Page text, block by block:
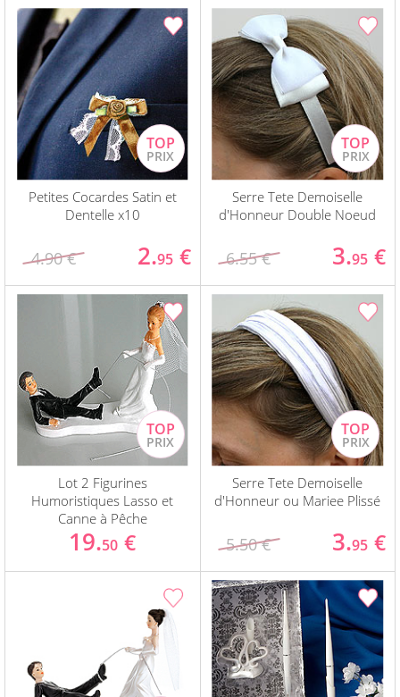
Petites Cocardes Satin et
Dentelle x10
4.90 € 2.95 €
Serre Tete Demoiselle
d'Honneur Double Noeud
6.55 € 3.95 €
Lot 2 Figurines
Humoristiques Lasso et
Canne à Pêche
19.50 €
Serre Tete Demoiselle
d'Honneur ou Mariee Plissé
5.50 € 3.95 €